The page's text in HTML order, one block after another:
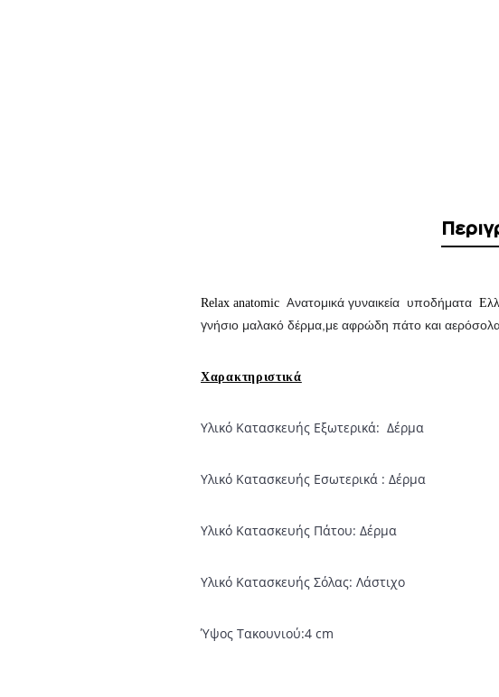
Relax anatomic Ανατομικά γυναικεία υποδήματα
γνήσιο μαλακό δέρμα,με αφρώδη πάτο και
Χαρακτηριστικά
Υλικό Κατασκευής Εξωτερικά: Δέρμα
Υλικό Κατασκευής Εσωτερικά : Δέρμα
Υλικό Κατασκευής Πάτου: Δέρμα
Υλικό Κατασκευής Σόλας: Λάστιχο
Ύψος Τακουνιού:4 cm